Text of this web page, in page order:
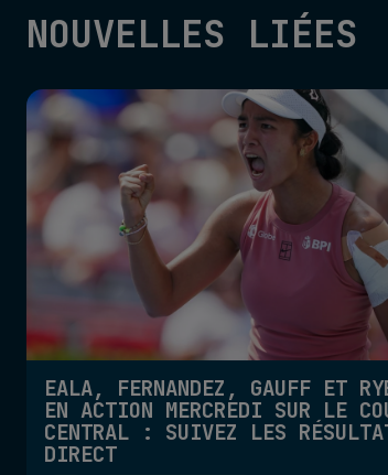
NOUVELLES LIÉES
EALA, FERNANDEZ, GAUFF ET
EN ACTION MERCREDI SUR LE
CENTRAL : SUIVEZ LES
DIRECT